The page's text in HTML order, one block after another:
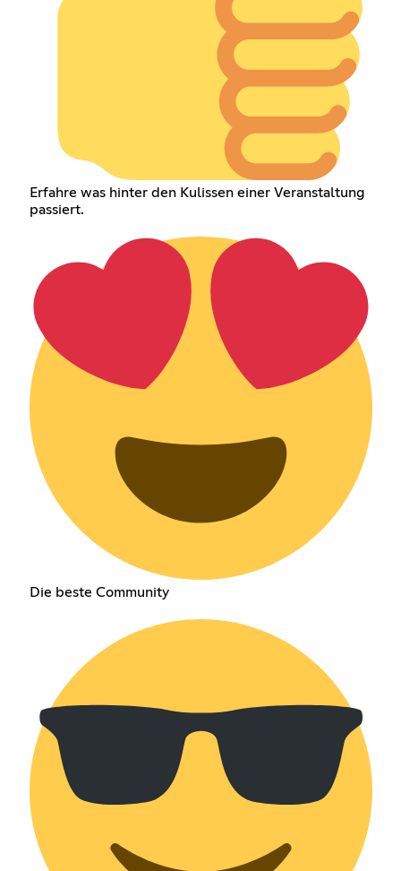
Erfahre was hinter den Kulissen einer Veranstaltung
passiert.
Die beste Community